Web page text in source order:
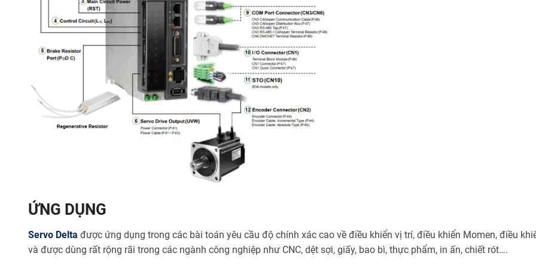
ỨNG DỤNG
Servo Delta được ứng dụng trong các bài toán yêu cầu độ chính xác cao về điều khiển vị trí, điều khiển Momen, điều
và được dùng rất rộng rãi trong các ngành công nghiệp như CNC, dệt sợi, giấy, bao bì, thực phẩm, in ấn, chiết rót….